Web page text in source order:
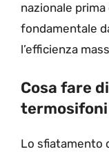
nazionale prima
fondamentale
l’efficienza
Cosa fare
Lo sfiatamento